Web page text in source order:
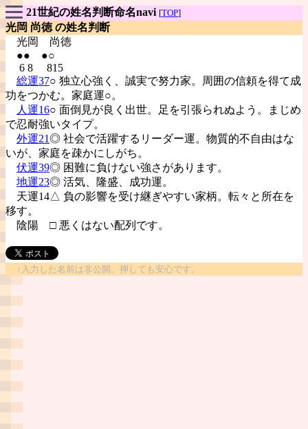
21世紀の姓名判断命名navi [TOP]
光岡 尚徳 の姓名判断
光岡 尚徳
●● ●○
6 8 815
総運37○ 独立心強く、誠実で努力家。周囲の信頼を得て成
功をつかむ。家庭運○。
人運16○ 面倒見が良く出世。足を引張られぬよう。まじめ
で忍耐強いタイプ。
外運21◎ 社会で活躍するリーダー運。物質的不自由はな
いが、家庭を疎かにしがち。
伏運39◎ 困難に負けない強さがあります。
地運23◎ 活気、隆盛、成功運。
天運14△ 負の影響を受け継ぎやすい家柄。転々と所在を
移す。
陰陽 □ 悪くはない配列です。
↑入力した名前は非公開。押しても安心です。